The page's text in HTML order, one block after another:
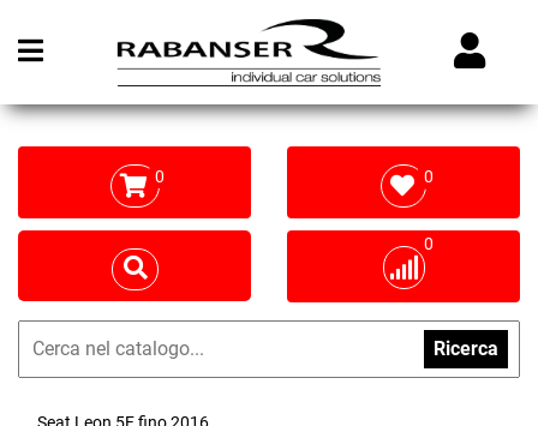
Open menu
0 0
0
Ricerca